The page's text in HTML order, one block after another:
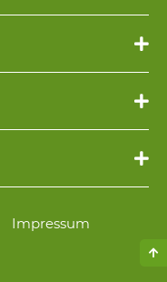
Impressum